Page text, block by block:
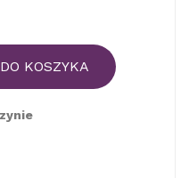
KOSZYKA